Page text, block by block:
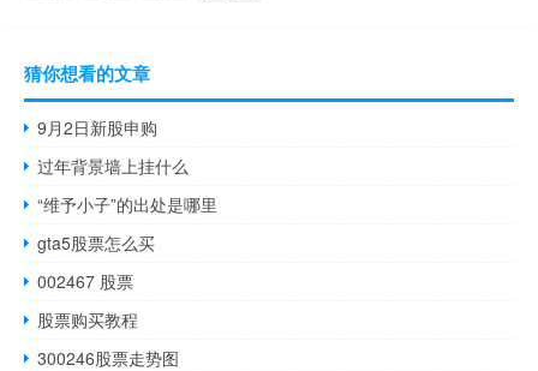
猜你想看的文章
9月2日新股申购
过年背景墙上挂什么
“维予小子”的出处是哪里
gta5股票怎么买
002467 股票
股票购买教程
300246股票走势图